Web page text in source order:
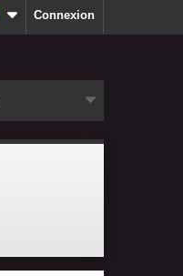
Connexion